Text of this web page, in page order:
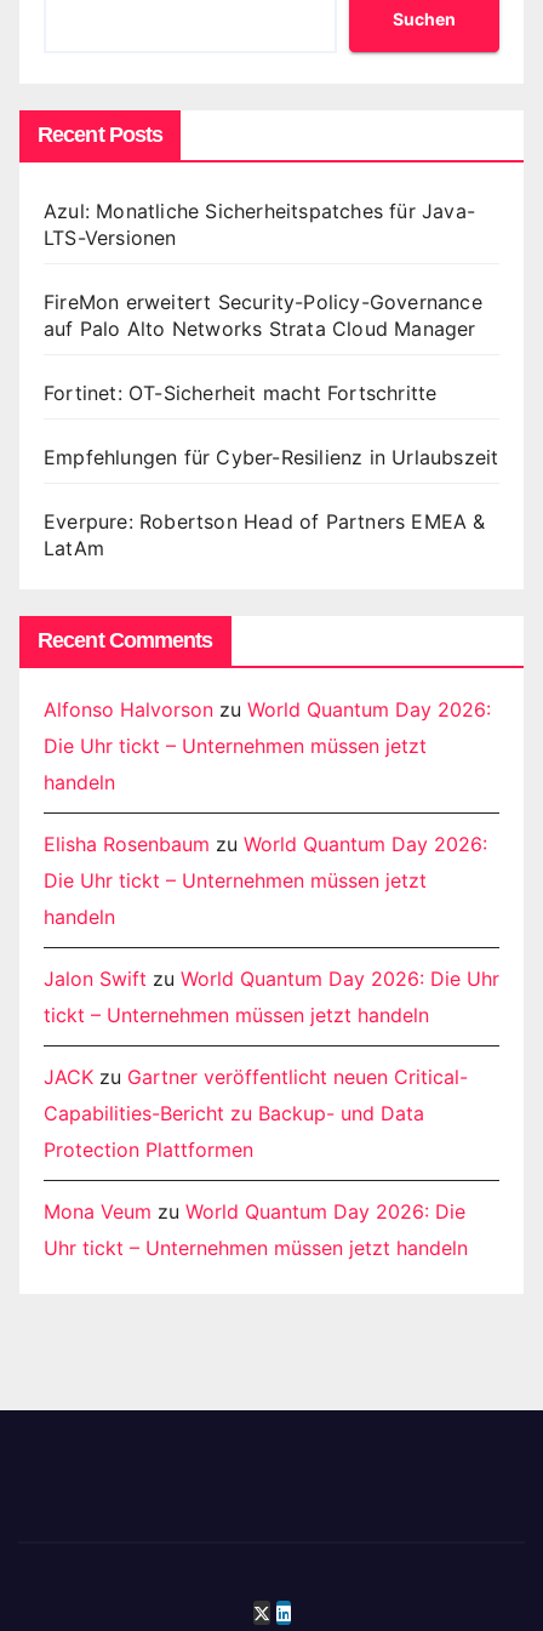
Suchen
Recent Posts
Azul: Monatliche Sicherheitspatches für Java-
LTS-Versionen
FireMon erweitert Security-Policy-Governance
auf Palo Alto Networks Strata Cloud Manager
Fortinet: OT-Sicherheit macht Fortschritte
Empfehlungen für Cyber-Resilienz in Urlaubszeit
Everpure: Robertson Head of Partners EMEA &
LatAm
Recent Comments
Alfonso Halvorson zu World Quantum Day 2026:
Die Uhr tickt – Unternehmen müssen jetzt
handeln
Elisha Rosenbaum zu World Quantum Day 2026:
Die Uhr tickt – Unternehmen müssen jetzt
handeln
Jalon Swift zu World Quantum Day 2026: Die Uhr
tickt – Unternehmen müssen jetzt handeln
JACK zu Gartner veröffentlicht neuen Critical-
Capabilities-Bericht zu Backup- und Data
Protection Plattformen
Mona Veum zu World Quantum Day 2026: Die
Uhr tickt – Unternehmen müssen jetzt handeln